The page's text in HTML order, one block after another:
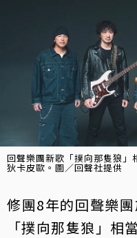
回聲樂團新歌「撲向那隻狼」
狄卡皮歐。圖／回聲社提供
修團8年的回聲樂
「撲向那隻狼」相